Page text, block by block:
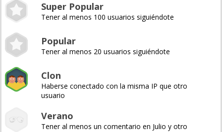
Super Popular
Tener al menos 100 usuarios siguiéndote
Popular
Tener al menos 20 usuarios siguiéndote
Clon
Haberse conectado con la misma IP que otro
usuario
Verano
Tener al menos un comentario en Julio y otro